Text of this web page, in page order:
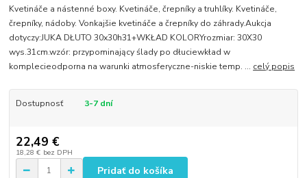
Kvetináče a nástenné boxy. Kvetináče, črepníky a truhlíky. Kvetináče,
črepníky, nádoby. Vonkajšie kvetináče a črepníky do záhrady.Aukcja
dotyczy:JUKA DŁUTO 30x30h31+WKŁAD KOLORYrozmiar: 30X30
wys.31cm.wzór: przypominający ślady po dłuciewkład w
komplecieodporna na warunki atmosferyczne-niskie temp. ... celý popis
Dostupnosť 3-7 dní
22,49 €
18,28 € bez DPH
Pridať do košíka